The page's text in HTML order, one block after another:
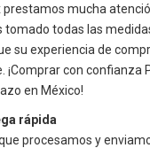
mucha
tomado todas las
su experiencia de
¡Comprar con confianza
en México!
rápida
procesamos y